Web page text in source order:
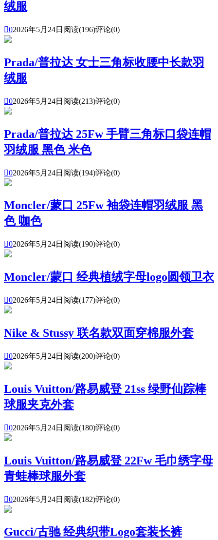
绒服
02026年5月24日 阅读(196)评论(0)
Prada/普拉达 女士三角标收腰中长款羽
绒服
02026年5月24日 阅读(213)评论(0)
Prada/普拉达 25Fw 手臂三角标口袋连帽
羽绒服 黑色 米色
02026年5月24日 阅读(194)评论(0)
Moncler/蒙口 25Fw 袖袋连帽羽绒服 黑
色 咖色
02026年5月24日 阅读(190)评论(0)
Moncler/蒙口 经典植绒字母logo圆领卫衣
02026年5月24日 阅读(177)评论(0)
Nike & Stussy 联名款双面穿棉服外套
02026年5月24日 阅读(200)评论(0)
Louis Vuitton/路易威登 21ss 绿野仙踪棒
球服夹克外套
02026年5月24日 阅读(180)评论(0)
Louis Vuitton/路易威登 22Fw 毛巾绣字母
青蛙棒球服外套
02026年5月24日 阅读(182)评论(0)
Gucci/古驰 经典织带Logo套装长裤